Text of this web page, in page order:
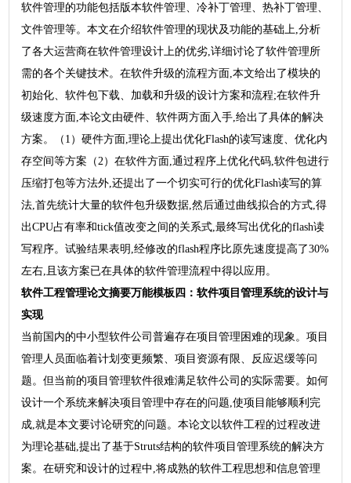
软件管理的功能包括版本软件管理、冷补丁管理、热补丁管理、
文件管理等。本文在介绍软件管理的现状及功能的基础上,分析
了各大运营商在软件管理设计上的优劣,详细讨论了软件管理所
需的各个关键技术。在软件升级的流程方面,本文给出了模块的
初始化、软件包下载、加载和升级的设计方案和流程;在软件升
级速度方面,本论文由硬件、软件两方面入手,给出了具体的解决
方案。（1）硬件方面,理论上提出优化Flash的读写速度、优化内
存空间等方案（2）在软件方面,通过程序上优化代码,软件包进行
压缩打包等方法外,还提出了一个切实可行的优化Flash读写的算
法,首先统计大量的软件包升级数据,然后通过曲线拟合的方式,得
出CPU占有率和tick值改变之间的关系式,最终写出优化的flash读
写程序。试验结果表明,经修改的flash程序比原先速度提高了30%
左右,且该方案已在具体的软件管理流程中得以应用。
软件工程管理论文摘要万能模板 四：软件项目管理系统的设计与
实现
当前国内的中小型软件公司普遍存在项目管理困难的现象。项目
管理人员面临着计划变更频繁、项目资源有限、反应迟缓等问
题。但当前的项目管理软件很难满足软件公司的实际需要。如何
设计一个系统来解决项目管理中存在的问题,使项目能够顺利完
成,就是本文要讨论研究的问题。本论文以软件工程的过程改进
为理论基础,提出了基于Struts结构的软件项目管理系统的解决方
案。在研究和设计的过程中,将成熟的软件工程思想和信息管理